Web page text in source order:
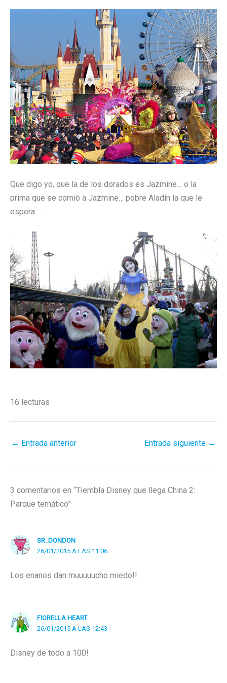
Que digo yo, que la de los dorados es Jazmine… o la
prima que se comió a Jazmine… pobre Aladín la que le
espera….
16 lecturas
← Entrada anterior Entrada siguiente →
3 comentarios en “Tiembla Disney que llega China 2:
Parque temático”
SR. DONDON
26/01/2015 A LAS 11:06
Los enanos dan muuuuucho miedo!!
FIORELLA HEART
26/01/2015 A LAS 12:43
Disney de todo a 100!